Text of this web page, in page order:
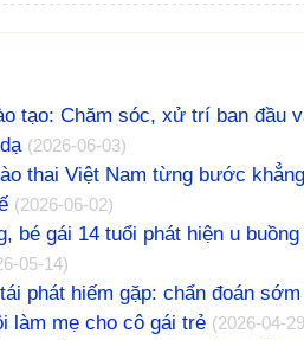
tạo: Chăm sóc, xử trí ban đầu
(2026-06-03)
thai Việt Nam từng bước
(2026-06-02)
bé gái 14 tuổi phát hiện u
05-14)
phát hiếm gặp: chẩn đoán
làm mẹ cho cô gái trẻ (2026-04-